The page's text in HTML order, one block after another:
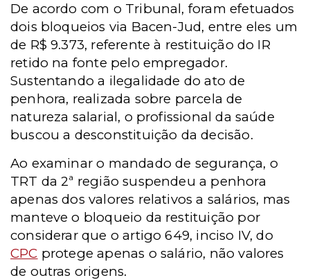
De acordo com o Tribunal, foram efetuados
dois bloqueios via Bacen-Jud, entre eles um
de R$ 9.373, referente à restituição do IR
retido na fonte pelo empregador.
Sustentando a ilegalidade do ato de
penhora, realizada sobre parcela de
natureza salarial, o profissional da saúde
buscou a desconstituição da decisão.
Ao examinar o mandado de segurança, o
TRT da 2ª região suspendeu a penhora
apenas dos valores relativos a salários, mas
manteve o bloqueio da restituição por
considerar que o artigo 649, inciso IV, do
CPC protege apenas o salário, não valores
de outras origens.